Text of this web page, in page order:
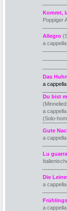
Kommt,
Poppiger
Allegro
a cappella
Das
a
Du bist
a
(Solo-
Gute
a
Lu
Die
a
a